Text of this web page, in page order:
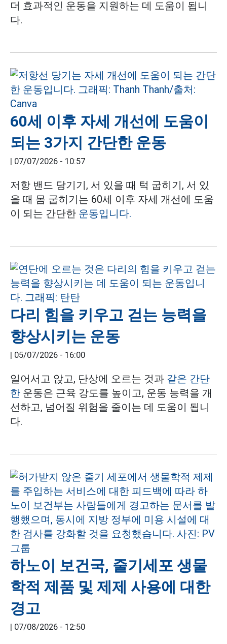
더 효과적인 운동을 지원하는 데 도움이 됩니
다.
60세 이후 자세 개선에 도움이
되는 3가지 간단한 운동
| 07/07/2026 - 10:57
저항 밴드 당기기, 서 있을 때 턱 굽히기, 서 있
을 때 몸 굽히기는 60세 이후 자세 개선에 도움
이 되는 간단한 운동입니다.
다리 힘을 키우고 걷는 능력을
향상시키는 운동
| 05/07/2026 - 16:00
일어서고 앉고, 단상에 오르는 것과 같은 간단
한 운동은 근육 강도를 높이고, 운동 능력을 개
선하고, 넘어질 위험을 줄이는 데 도움이 됩니
다.
하노이 보건국, 줄기세포 생물
학적 제품 및 제제 사용에 대한
경고
| 07/08/2026 - 12:50